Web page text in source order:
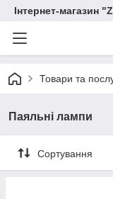
Інтернет-магазин
Товари та
Паяльні лампи
Сортування